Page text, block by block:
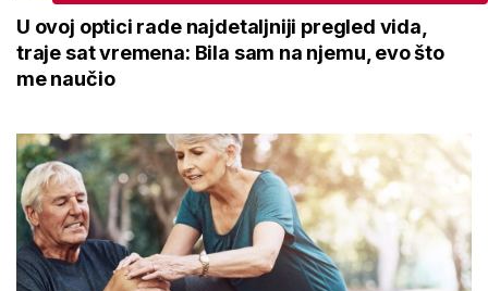
U ovoj optici rade najdetaljniji pregled vida,
traje sat vremena: Bila sam na njemu, evo što
me naučio